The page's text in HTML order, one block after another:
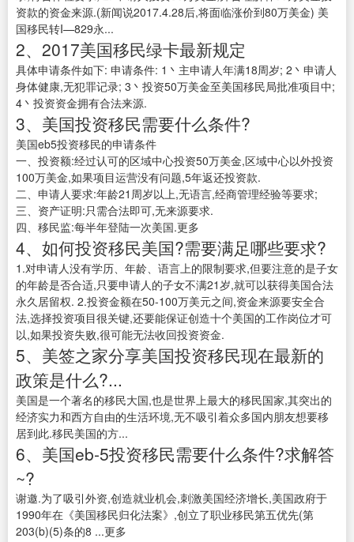
资款的资金来源.(新闻说2017.4.28后,将面临涨价到80万美金) 美
国移民转I—829永...
2、2017美国移民绿卡最新规定
具体申请条件如下: 申请条件: 1丶主申请人年满18周岁; 2丶申请人
身体健康,无犯罪记录; 3丶投资50万美金至美国移民局批准项目中;
4丶投资资金拥有合法来源.
3、美国投资移民需要什么条件?
美国eb5投资移民的申请条件
一、投资额:经过认可的区域中心投资50万美金,区域中心以外投资
100万美金,如果项目运营没有问题,5年返还投资款.
二、申请人要求:年龄21周岁以上,无语言,经商管理经验等要求;
三、资产证明:只需合法即可,无来源要求.
四、移民监:每半年登陆一次美国.更多
4、如何投资移民美国?需要满足哪些要求?
1.对申请人没有学历、年龄、语言上的限制要求,但要注意的是子女
的年龄是否合适,只要申请人的子女不满21岁,就可以获得美国合法
永久居留权. 2.投资金额在50-100万美元之间,资金来源要安全合
法,选择投资项目很关键,还要能保证创造十个美国的工作岗位才可
以,如果投资失败,很可能无法收回投资资金.
5、美签之家分享美国投资移民现在最新的
政策是什么?...
美国是一个著名的移民大国,也是世界上最大的移民国家,其突出的
经济实力和西方自由的生活环境,无不吸引着众多国内朋友想要移
居到此.移民美国的方...
6、美国eb-5投资移民需要什么条件?求解答
~?
谢邀.为了吸引外资,创造就业机会,刺激美国经济增长,美国政府于
1990年在《美国移民归化法案》,创立了职业移民第五优先(第
203(b)(5)条的8 ...更多